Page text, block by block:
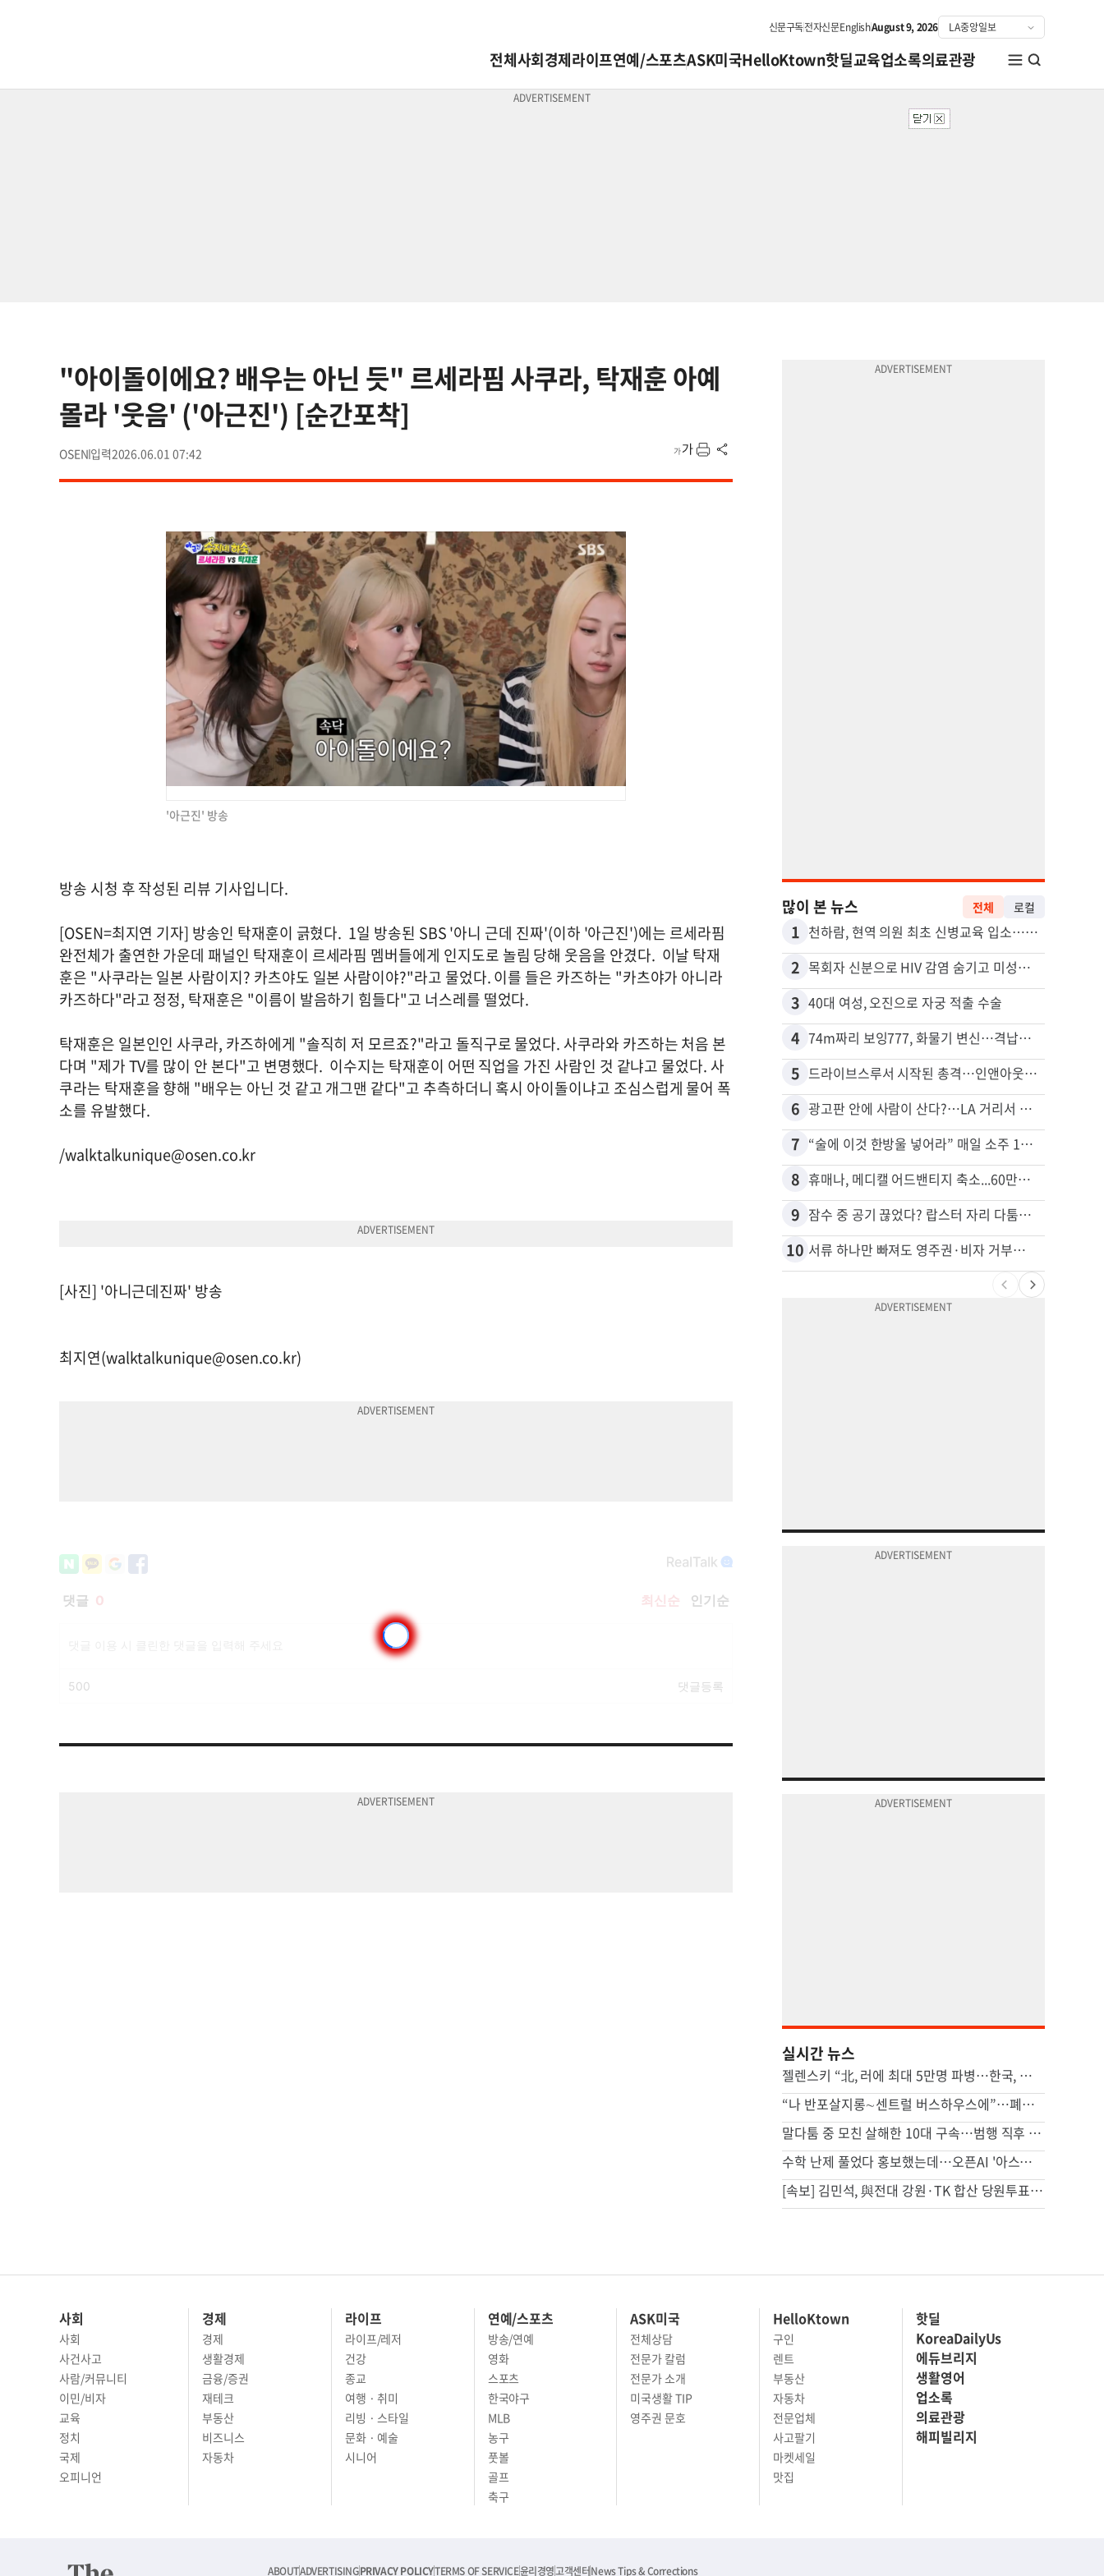
신문구독전자신문EnglishAugust 9, 2026
전체사회경제라이프연예/스포츠ASK미국HelloKtown핫딜교육업소록의료관광
"아이돌이에요? 배우는 아닌 듯" 르세라핌 사쿠라, 탁재훈 아예
몰라 '웃음' ('아근진') [순간포착]
OSEN 2026.06.01 07:42
'아근진' 방송
방송 시청 후 작성된 리뷰 기사입니다.
[OSEN=최지연 기자] 방송인 탁재훈이 긁혔다. 1일 방송된 SBS '아니 근데 진짜'(이하 '아근진')에는 르세라핌
완전체가 출연한 가운데 패널인 탁재훈이 르세라핌 멤버들에게 인지도로 놀림 당해 웃음을 안겼다. 이날 탁재
훈은 "사쿠라는 일본 사람이지? 카츠야도 일본 사람이야?"라고 물었다. 이를 들은 카즈하는 "카츠야가 아니라
카즈하다"라고 정정, 탁재훈은 "이름이 발음하기 힘들다"고 너스레를 떨었다.
탁재훈은 일본인인 사쿠라, 카즈하에게 "솔직히 저 모르죠?"라고 돌직구로 물었다. 사쿠라와 카즈하는 처음 본
다며 "제가 TV를 많이 안 본다"고 변명했다. 이수지는 탁재훈이 어떤 직업을 가진 사람인 것 같냐고 물었다. 사
쿠라는 탁재훈을 향해 "배우는 아닌 것 같고 개그맨 같다"고 추측하더니 혹시 아이돌이냐고 조심스럽게 물어 폭
소를 유발했다.
/walktalkunique@osen.co.kr
[사진] '아니근데진짜' 방송
최지연(walktalkunique@osen.co.kr)
많이 본 뉴스 전체 로컬
1 천하람, 현역 의원 최초 신병교육 입소…논산서 2박3일 생활
2 목회자 신분으로 HIV 감염 숨기고 미성년자와 성관계
3 40대 여성, 오진으로 자궁 적출 수술
4 74m짜리 보잉777, 화물기 변신…격납고서 ‘보물’ 찾는 인천공항
5 드라이브스루서 시작된 총격…인앤아웃 참사 영상 공개
6 광고판 안에 사람이 산다?…LA 거리서 화제
7 “술에 이것 한방울 넣어라” 매일 소주 1병 까는 91세의 철칙
8 휴매나, 메디캘 어드밴티지 축소...60만명 플랜 상실 위기
9 잠수 중 공기 끊었다? 랍스터 자리 다툼이 살인미수 사건으로
10 서류 하나만 빠져도 영주권·비자 거부…심사관 재량권 대폭 확대
실시간 뉴스
젤렌스키 “北, 러에 최대 5만명 파병…한국, 방공망 지원해달라”
“나 반포살지롱∼센트럴 버스하우스에”…폐버스 청년주택 밈 확산
말다툼 중 모친 살해한 10대 구속…범행 직후 반려견도 죽여
수학 난제 풀었다 홍보했는데…오픈AI '아스트라' 개발 보류 발표, 왜[팩플]
[속보] 김민석, 與전대 강원·TK 합산 당원투표서 승리
사회
사회
사건사고
사람/커뮤니티
이민/비자
교육
정치
국제
오피니언
경제
경제
생활경제
금융/증권
재테크
부동산
비즈니스
자동차
라이프
라이프/레저
건강
종교
여행 · 취미
리빙 · 스타일
문화 · 예술
시니어
연예/스포츠
방송/연예
영화
스포츠
한국야구
MLB
농구
풋볼
골프
축구
ASK미국
전체상담
전문가 칼럼
전문가 소개
미국생활 TIP
영주권 문호
HelloKtown
구인
렌트
부동산
자동차
전문업체
사고팔기
마켓세일
맛집
핫딜
KoreaDailyUs
에듀브리지
생활영어
업소록
의료관광
해피빌리지
ABOUTADVERTISINGPRIVACY POLICYTERMS OF SERVICE윤리경영고객센터News Tips & Corrections